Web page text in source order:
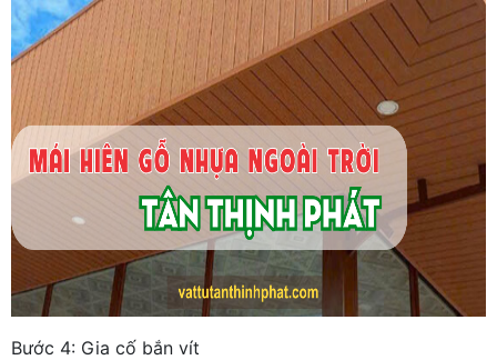
Bước 4: Gia cố bắn vít